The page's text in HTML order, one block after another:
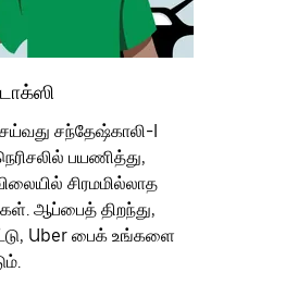
சந்தேஷ்காலி-I
பயணித்து,
சிரமமில்லாத
ஆப்பைத் திறந்து,
Uber பைக் உங்களை